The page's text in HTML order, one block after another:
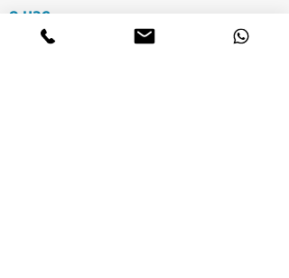
о нас
Olbersstraße 8, 10589 Berlin